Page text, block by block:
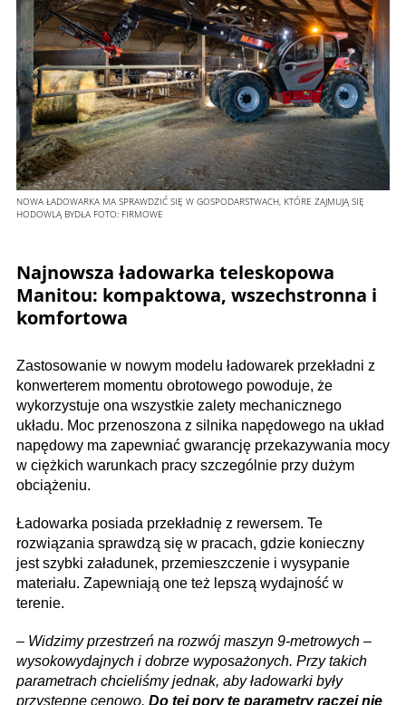
NOWA ŁADOWARKA MA SPRAWDZIĆ SIĘ W GOSPODARSTWACH, KTÓRE ZAJMUJĄ SIĘ
HODOWLĄ BYDŁA FOTO: FIRMOWE
Najnowsza ładowarka teleskopowa
Manitou: kompaktowa, wszechstronna i
komfortowa
Zastosowanie w nowym modelu ładowarek przekładni z
konwerterem momentu obrotowego powoduje, że
wykorzystuje ona wszystkie zalety mechanicznego
układu. Moc przenoszona z silnika napędowego na układ
napędowy ma zapewniać gwarancję przekazywania mocy
w ciężkich warunkach pracy szczególnie przy dużym
obciążeniu.
Ładowarka posiada przekładnię z rewersem. Te
rozwiązania sprawdzą się w pracach, gdzie konieczny
jest szybki załadunek, przemieszczenie i wysypanie
materiału. Zapewniają one też lepszą wydajność w
terenie.
– Widzimy przestrzeń na rozwój maszyn 9-metrowych –
wysokowydajnych i dobrze wyposażonych. Przy takich
parametrach chcieliśmy jednak, aby ładowarki były
przystępne cenowo. Do tej pory te parametry raczej nie